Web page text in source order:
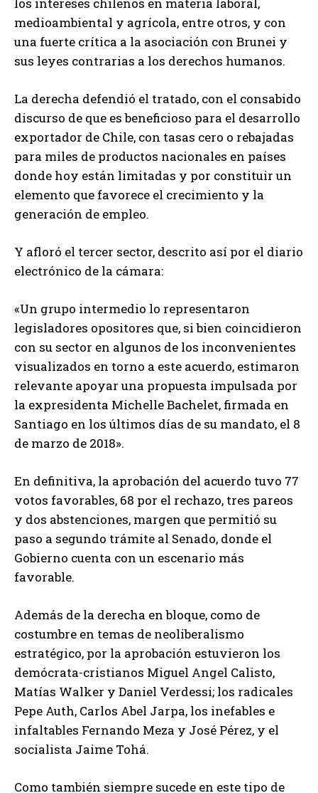
los intereses chilenos en materia laboral,
medioambiental y agrícola, entre otros, y con
una fuerte crítica a la asociación con Brunei y
sus leyes contrarias a los derechos humanos.
La derecha defendió el tratado, con el consabido
discurso de que es beneficioso para el desarrollo
exportador de Chile, con tasas cero o rebajadas
para miles de productos nacionales en países
donde hoy están limitadas y por constituir un
elemento que favorece el crecimiento y la
generación de empleo.
Y afloró el tercer sector, descrito así por el diario
electrónico de la cámara:
«Un grupo intermedio lo representaron
legisladores opositores que, si bien coincidieron
con su sector en algunos de los inconvenientes
visualizados en torno a este acuerdo, estimaron
relevante apoyar una propuesta impulsada por
la expresidenta Michelle Bachelet, firmada en
Santiago en los últimos días de su mandato, el 8
de marzo de 2018».
En definitiva, la aprobación del acuerdo tuvo 77
votos favorables, 68 por el rechazo, tres pareos
y dos abstenciones, margen que permitió su
paso a segundo trámite al Senado, donde el
Gobierno cuenta con un escenario más
favorable.
Además de la derecha en bloque, como de
costumbre en temas de neoliberalismo
estratégico, por la aprobación estuvieron los
demócrata-cristianos Miguel Angel Calisto,
Matías Walker y Daniel Verdessi; los radicales
Pepe Auth, Carlos Abel Jarpa, los inefables e
infaltables Fernando Meza y José Pérez, y el
socialista Jaime Tohá.
Como también siempre sucede en este tipo de